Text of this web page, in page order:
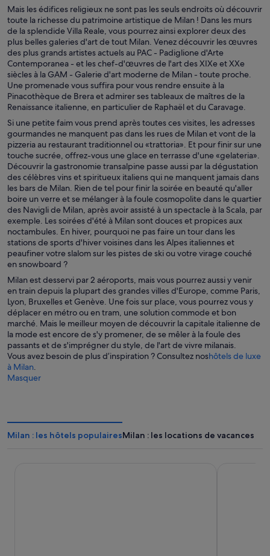
Mais les édifices religieux ne sont pas les seuls endroits où découvrir
toute la richesse du patrimoine artistique de Milan ! Dans les murs
de la splendide Villa Reale, vous pourrez ainsi explorer deux des
plus belles galeries d'art de tout Milan. Venez découvrir les œuvres
des plus grands artistes actuels au PAC - Padiglione d'Arte
Contemporanea - et les chef-d'œuvres de l'art des XIXe et XXe
siècles à la GAM - Galerie d'art moderne de Milan - toute proche.
Une promenade vous suffira pour vous rendre ensuite à la
Pinacothèque de Brera et admirer ses tableaux de maîtres de la
Renaissance italienne, en particulier de Raphaël et du Caravage.
Si une petite faim vous prend après toutes ces visites, les adresses
gourmandes ne manquent pas dans les rues de Milan et vont de la
pizzeria au restaurant traditionnel ou «trattoria». Et pour finir sur une
touche sucrée, offrez-vous une glace en terrasse d'une «gelateria».
Découvrir la gastronomie transalpine passe aussi par la dégustation
des célèbres vins et spiritueux italiens qui ne manquent jamais dans
les bars de Milan. Rien de tel pour finir la soirée en beauté qu'aller
boire un verre et se mélanger à la foule cosmopolite dans le quartier
des Navigli de Milan, après avoir assisté à un spectacle à la Scala, par
exemple. Les soirées d'été à Milan sont douces et propices aux
noctambules. En hiver, pourquoi ne pas faire un tour dans les
stations de sports d'hiver voisines dans les Alpes italiennes et
peaufiner votre slalom sur les pistes de ski ou votre virage couché
en snowboard ?
Milan est desservi par 2 aéroports, mais vous pourrez aussi y venir
en train depuis la plupart des grandes villes d'Europe, comme Paris,
Lyon, Bruxelles et Genève. Une fois sur place, vous pourrez vous y
déplacer en métro ou en tram, une solution commode et bon
marché. Mais le meilleur moyen de découvrir la capitale italienne de
la mode est encore de s'y promener, de se mêler à la foule des
passants et de s'imprégner du style, de l'art de vivre milanais.
Vous avez besoin de plus d’inspiration ? Consultez noshôtels de luxe
à Milan
Masquer
Milan : les hôtels populairesMilan : les locations de vacances